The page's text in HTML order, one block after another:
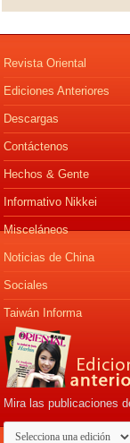
Revista Oriental
Ediciones Anteriores
Descargas
Contáctenos
Hechos & Gente
Informativo Nikkei
Misceláneos
Noticias de China
Sociales
Taiwán Informa
Mira las publicaciones